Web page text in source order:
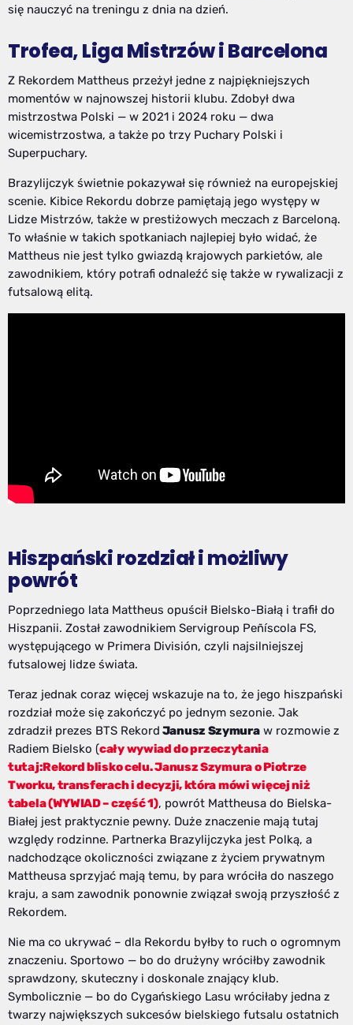
się nauczyć na treningu z dnia na dzień.
Trofea, Liga Mistrzów i Barcelona
Z Rekordem Mattheus przeżył jedne z najpiękniejszych
momentów w najnowszej historii klubu. Zdobył dwa
mistrzostwa Polski — w 2021 i 2024 roku — dwa
wicemistrzostwa, a także po trzy Puchary Polski i
Superpuchary.
Brazylijczyk świetnie pokazywał się również na europejskiej
scenie. Kibice Rekordu dobrze pamiętają jego występy w
Lidze Mistrzów, także w prestiżowych meczach z Barceloną.
To właśnie w takich spotkaniach najlepiej było widać, że
Mattheus nie jest tylko gwiazdą krajowych parkietów, ale
zawodnikiem, który potrafi odnaleźć się także w rywalizacji z
futsalową elitą.
Hiszpański rozdział i możliwy
powrót
Poprzedniego lata Mattheus opuścił Bielsko-Białą i trafił do
Hiszpanii. Został zawodnikiem Servigroup Peñíscola FS,
występującego w Primera División, czyli najsilniejszej
futsalowej lidze świata.
Teraz jednak coraz więcej wskazuje na to, że jego hiszpański
rozdział może się zakończyć po jednym sezonie. Jak
zdradził prezes BTS Rekord Janusz Szymuraw rozmowie z
Radiem Bielsko (cały wywiad do przeczytania
tutaj:Rekord blisko celu. Janusz Szymura o Piotrze
Tworku, transferach i decyzji, która mówi więcej niż
tabela (WYWIAD – część 1), powrót Mattheusa do Bielska-
Białej jest praktycznie pewny. Duże znaczenie mają tutaj
względy rodzinne. Partnerka Brazylijczyka jest Polką, a
nadchodzące okoliczności związane z życiem prywatnym
Mattheusa sprzyjać mają temu, by para wróciła do naszego
kraju, a sam zawodnik ponownie związał swoją przyszłość z
Rekordem.
Nie ma co ukrywać – dla Rekordu byłby to ruch o ogromnym
znaczeniu. Sportowo — bo do drużyny wróciłby zawodnik
sprawdzony, skuteczny i doskonale znający klub.
Symbolicznie — bo do Cygańskiego Lasu wróciłaby jedna z
twarzy największych sukcesów bielskiego futsalu ostatnich